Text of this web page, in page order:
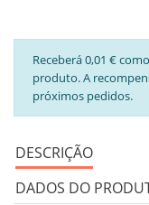
Receberá 0,01 €
produto. A
próximos pedidos.
DESCRIÇÃO
DADOS DO